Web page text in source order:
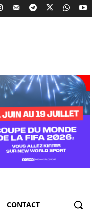
CONTACT